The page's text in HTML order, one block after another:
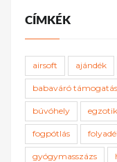
CÍMKÉK
airsoft ajándék
babaváró támogatás
búvóhely
fogpótlás
gyógymasszázs